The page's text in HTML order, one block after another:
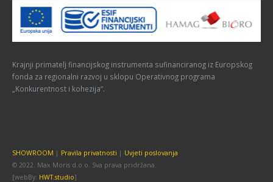
Krajnji primatelj financijskog instrumenta sufinanciranog iz Europskog
fonda za regionalni razvoj u sklopu Operativnog programa
„Konkurentnost i kohezija“.
SHOWROOM | Pravila privatnosti | Uvjeti poslovanja
© 2022. Max Moris d.o.o. Sva prava pridržana.
[webBy: HWT.studio]